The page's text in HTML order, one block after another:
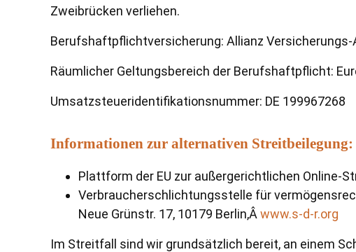
Zweibrücken verliehen.
Berufshaftpflichtversicherung: Allianz Versicherungs-
Räumlicher Geltungsbereich der Berufshaftpflicht:
Umsatzsteueridentifikationsnummer: DE 199967268
Informationen zur alternativen Streitbeilegung:
Plattform der EU zur außergerichtlichen Online-
Verbraucherschlichtungsstelle für
Neue Grünstr. 17, 10179 Berlin,Â www.s-d-r.org
Im Streitfall sind wir grundsätzlich bereit, an einem